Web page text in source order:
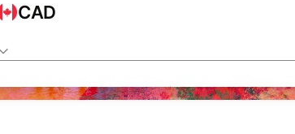
CAD